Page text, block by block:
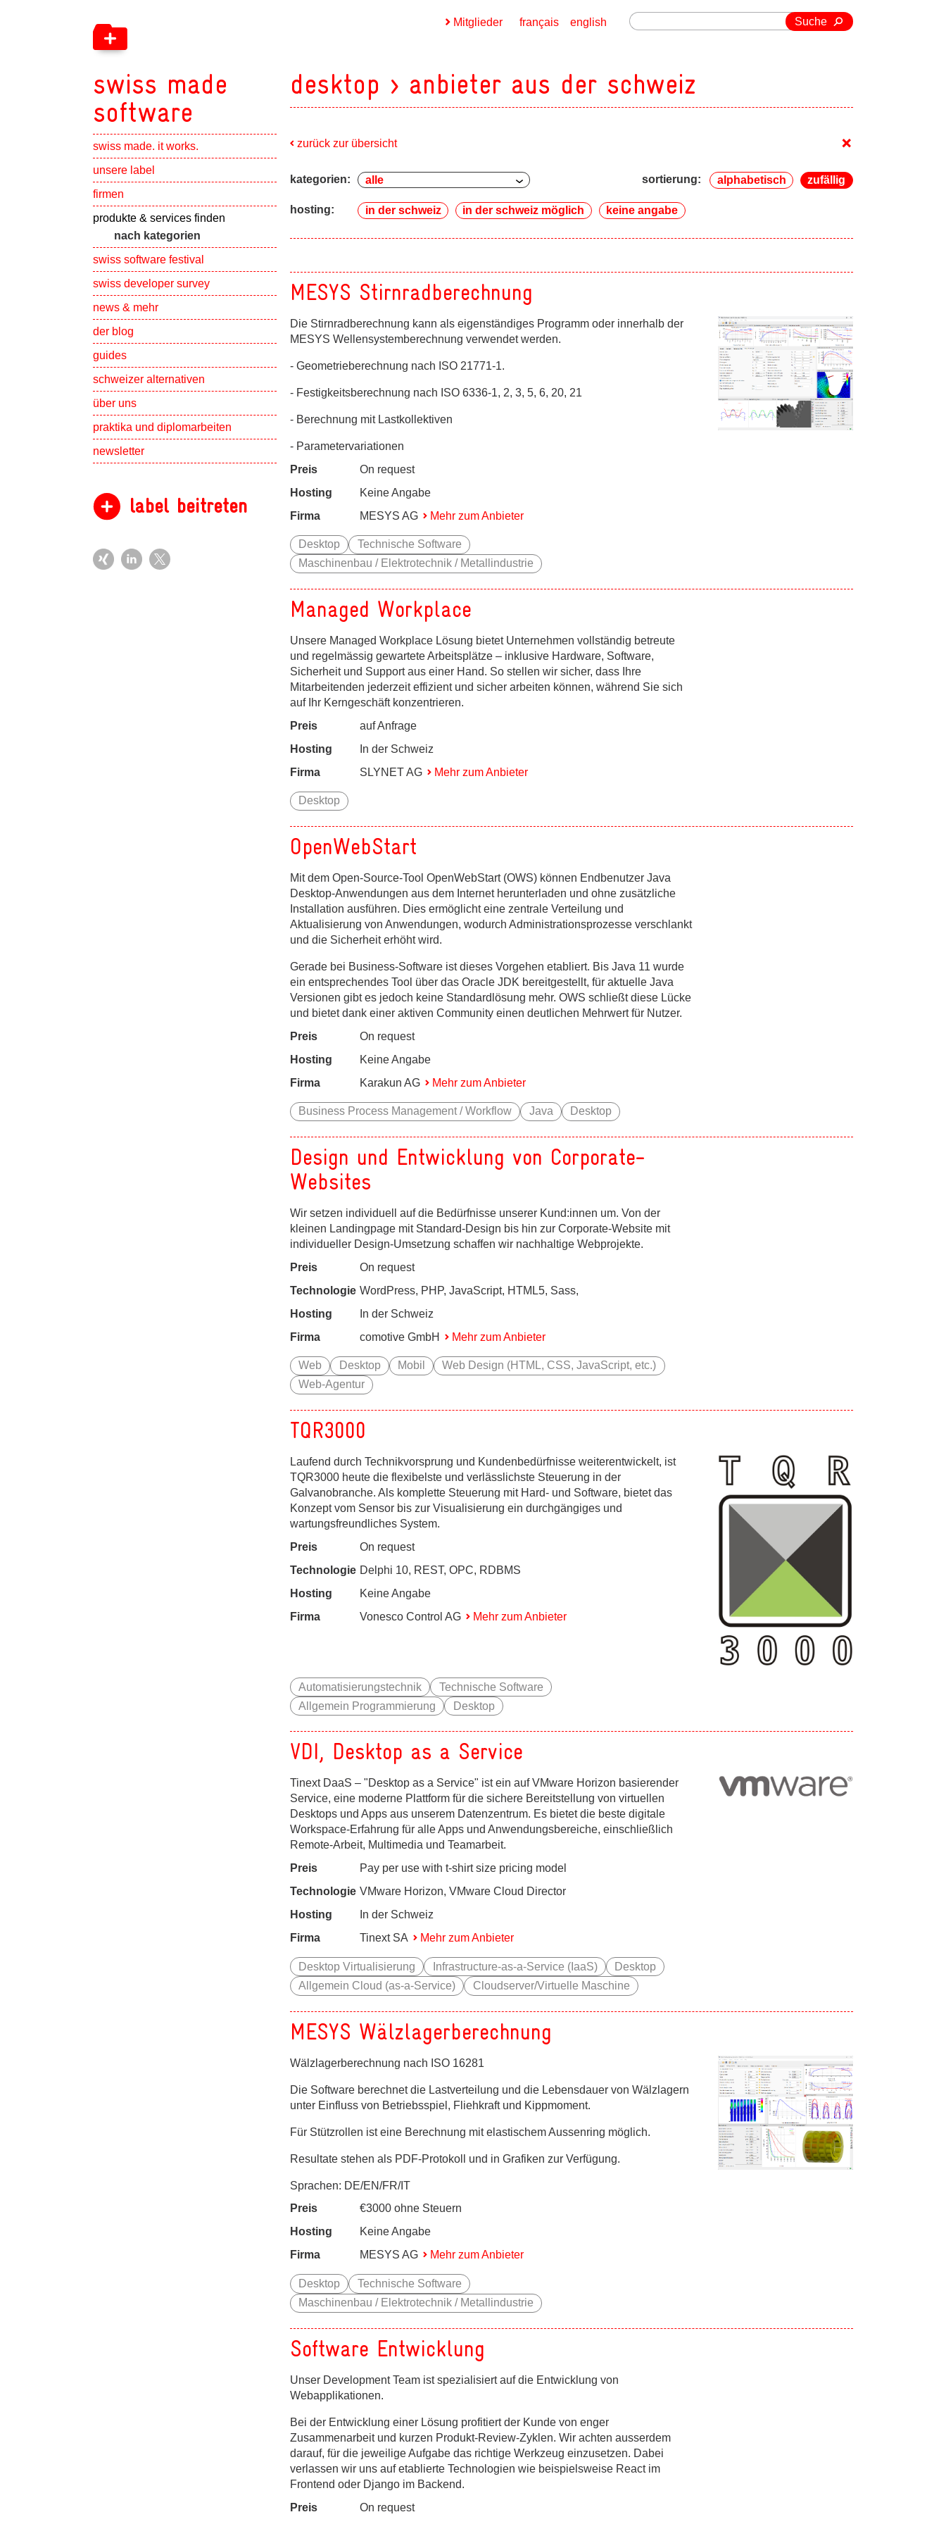
swiss made
software
swiss made. it works.
unsere label
firmen
produkte & services finden Show subpages
nach kategorien
swiss software festival
swiss developer survey
news & mehr
der blog
guides
schweizer alternativen
über uns
Show subpages
praktika und diplomarbeiten Show subpages
newsletter
label beitreten
Suche
english
français
Mitglieder
desktop > anbieter aus der schweiz
zurück zur übersicht +
kategorien: sortierung: alphabetisch zufällig
hosting: in der schweiz in der schweiz möglich keine angabe
MESYS Stirnradberechnung
Die Stirnradberechnung kann als eigenständiges Programm oder innerhalb der
MESYS Wellensystemberechnung verwendet werden.
- Geometrieberechnung nach ISO 21771-1.
- Festigkeitsberechnung nach ISO 6336-1, 2, 3, 5, 6, 20, 21
- Berechnung mit Lastkollektiven
- Parametervariationen
Preis
On request
Hosting
Keine Angabe
Firma
MESYS AG Mehr zum Anbieter
Desktop
Technische Software
Maschinenbau / Elektrotechnik / Metallindustrie
Managed Workplace
Unsere Managed Workplace Lösung bietet Unternehmen vollständig betreute
und regelmässig gewartete Arbeitsplätze – inklusive Hardware, Software,
Sicherheit und Support aus einer Hand. So stellen wir sicher, dass Ihre
Mitarbeitenden jederzeit effizient und sicher arbeiten können, während Sie sich
auf Ihr Kerngeschäft konzentrieren.
Preis
auf Anfrage
Hosting
In der Schweiz
Firma
SLYNET AG Mehr zum Anbieter
Desktop
OpenWebStart
Mit dem Open-Source-Tool OpenWebStart (OWS) können Endbenutzer Java
Desktop-Anwendungen aus dem Internet herunterladen und ohne zusätzliche
Installation ausführen. Dies ermöglicht eine zentrale Verteilung und
Aktualisierung von Anwendungen, wodurch Administrationsprozesse verschlankt
und die Sicherheit erhöht wird.
Gerade bei Business-Software ist dieses Vorgehen etabliert. Bis Java 11 wurde
ein entsprechendes Tool über das Oracle JDK bereitgestellt, für aktuelle Java
Versionen gibt es jedoch keine Standardlösung mehr. OWS schließt diese Lücke
und bietet dank einer aktiven Community einen deutlichen Mehrwert für Nutzer.
Preis
On request
Hosting
Keine Angabe
Firma
Karakun AG Mehr zum Anbieter
Business Process Management / Workflow Java Desktop
Design und Entwicklung von Corporate-
Websites
Wir setzen individuell auf die Bedürfnisse unserer Kund:innen um. Von der
kleinen Landingpage mit Standard-Design bis hin zur Corporate-Website mit
individueller Design-Umsetzung schaffen wir nachhaltige Webprojekte.
Preis
On request
Technologie WordPress, PHP, JavaScript, HTML5, Sass,
Hosting
In der Schweiz
Firma
comotive GmbH Mehr zum Anbieter
Web Desktop Mobil
Web Design (HTML, CSS, JavaScript, etc.)
Web-Agentur
TQR3000
Laufend durch Technikvorsprung und Kundenbedürfnisse weiterentwickelt, ist
TQR3000 heute die flexibelste und verlässlichste Steuerung in der
Galvanobranche. Als komplette Steuerung mit Hard- und Software, bietet das
Konzept vom Sensor bis zur Visualisierung ein durchgängiges und
wartungsfreundliches System.
Preis
On request
Technologie Delphi 10, REST, OPC, RDBMS
Hosting
Keine Angabe
Firma
Vonesco Control AG Mehr zum Anbieter
Automatisierungstechnik
Technische Software
Allgemein Programmierung
Desktop
VDI, Desktop as a Service
Tinext DaaS – "Desktop as a Service" ist ein auf VMware Horizon basierender
Service, eine moderne Plattform für die sichere Bereitstellung von virtuellen
Desktops und Apps aus unserem Datenzentrum. Es bietet die beste digitale
Workspace-Erfahrung für alle Apps und Anwendungsbereiche, einschließlich
Remote-Arbeit, Multimedia und Teamarbeit.
Preis
Pay per use with t-shirt size pricing model
Technologie VMware Horizon, VMware Cloud Director
Hosting
In der Schweiz
Firma
Tinext SA Mehr zum Anbieter
Desktop Virtualisierung Infrastructure-as-a-Service (IaaS)
Desktop
Allgemein Cloud (as-a-Service)
Cloudserver/Virtuelle Maschine
MESYS Wälzlagerberechnung
Wälzlagerberechnung nach ISO 16281
Die Software berechnet die Lastverteilung und die Lebensdauer von Wälzlagern
unter Einfluss von Betriebsspiel, Fliehkraft und Kippmoment.
Für Stützrollen ist eine Berechnung mit elastischem Aussenring möglich.
Resultate stehen als PDF-Protokoll und in Grafiken zur Verfügung.
Sprachen: DE/EN/FR/IT
Preis
€3000 ohne Steuern
Hosting
Keine Angabe
Firma
MESYS AG Mehr zum Anbieter
Desktop
Technische Software
Maschinenbau / Elektrotechnik / Metallindustrie
Software Entwicklung
Unser Development Team ist spezialisiert auf die Entwicklung von
Webapplikationen.
Bei der Entwicklung einer Lösung profitiert der Kunde von enger
Zusammenarbeit und kurzen Produkt-Review-Zyklen. Wir achten ausserdem
darauf, für die jeweilige Aufgabe das richtige Werkzeug einzusetzen. Dabei
verlassen wir uns auf etablierte Technologien wie beispielsweise React im
Frontend oder Django im Backend.
Preis
On request